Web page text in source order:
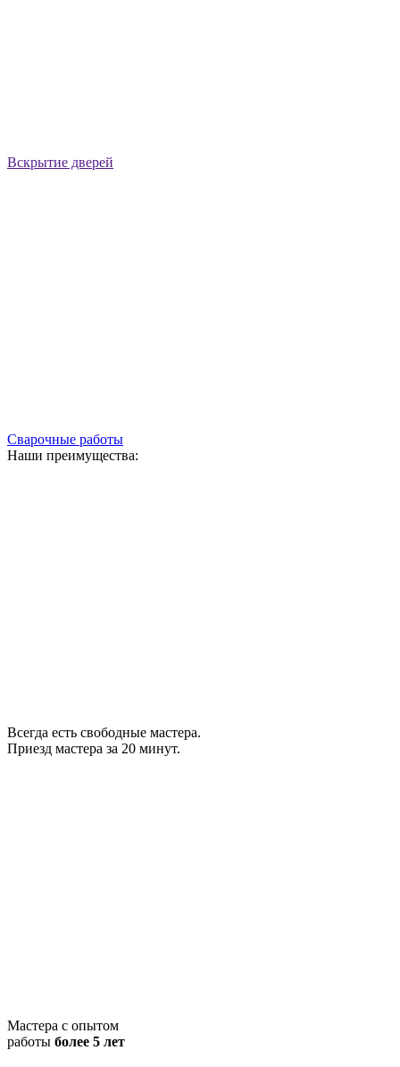
Вскрытие дверей
Сварочные работы
Наши преимущества:
Всегда есть свободные мастера.
Приезд мастера за 20 минут.
Мастера с опытом
работы более 5 лет